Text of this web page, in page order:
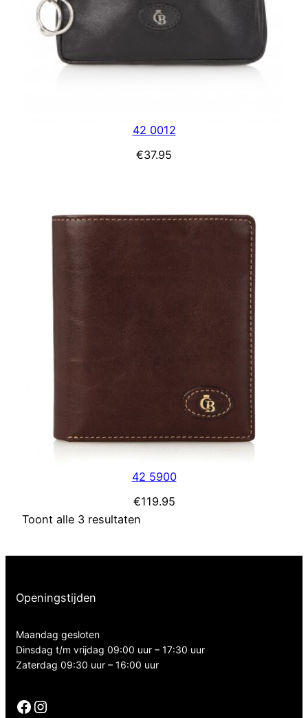
42 0012
€37.95
42 5900
€119.95
Toont alle 3 resultaten
Openingstijden
Maandag gesloten
Dinsdag t/m vrijdag 09:00 uur – 17:30 uur
Zaterdag 09:30 uur – 16:00 uur
Facebook Instagram